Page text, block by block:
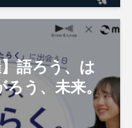
語ろう、は
ろう、未来。